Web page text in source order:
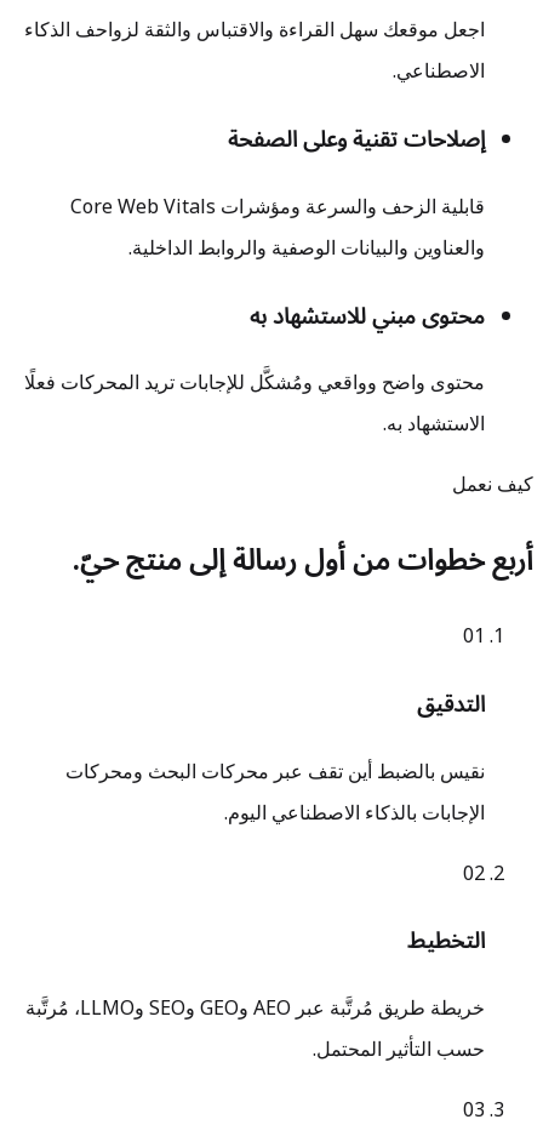
اجعل موقعك سهل القراءة والاقتباس والثقة لزواحف الذكاء
الاصطناعي.
إصلاحات تقنية وعلى الصفحة
قابلية الزحف والسرعة ومؤشرات Core Web Vitals
والعناوين والبيانات الوصفية والروابط الداخلية.
محتوى مبني للاستشهاد به
محتوى واضح وواقعي ومُشكَّل للإجابات تريد المحركات فعلًا
الاستشهاد به.
كيف نعمل
أربع خطوات من أول رسالة إلى منتج حيّ.
01
التدقيق
نقيس بالضبط أين تقف عبر محركات البحث ومحركات
الإجابات بالذكاء الاصطناعي اليوم.
02
التخطيط
خريطة طريق مُرتَّبة عبر AEO وGEO وSEO وLLMO، مُرتَّبة
حسب التأثير المحتمل.
03